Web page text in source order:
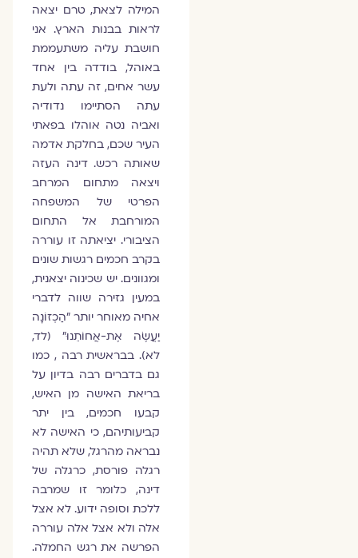
המילה לצאת, טרם יצאה
לראות בבנות הארץ. אני
חושבת עליה משתעממת
באוהל, בודדה בין אחד
עשר אחים, זה עתה ולעת
עתה הסתיימו נדודיה
ואביה נטה אוהלו בפאתי
העיר שכם, בחלקת אדמה
שאותה רכש. דינה העזה
ויצאה מתחום המרחב
הפרטי של המשפחה
המורחבת אל התחום
הציבורי. יציאתה זו עוררה
בקרב חכמים רגשות שונים
ומגוונים. יש שכינוה יצאנית,
במעין גזירה שווה לדברי
אחיה מאוחר יותר "הַכְזוֹנָה
יַעֲשֶׂה אֶת-אֲחוֹתֵנוּ" (לד,
לא). בבראשית רבה , כמו
גם בדברים רבה בדיון על
בריאת האישה מן האיש,
קבעו חכמים, בין יתר
קביעותיהם, כי האישה לא
נבראה מהרגל, שלא תהיה
רגלה פורסת, כרגלה של
דינה, כלומר זו שמרבה
ללכת וסופה ידוע. לא אצל
אלה ולא אצל אלה עוררה
הפרשה את רגש החמלה.